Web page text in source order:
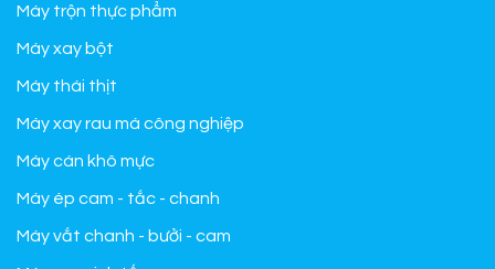
Máy trộn thực phẩm
Máy xay bột
Máy thái thịt
Máy xay rau má công nghiệp
Máy cán khô mực
Máy ép cam - tắc - chanh
Máy vắt chanh - bưởi - cam